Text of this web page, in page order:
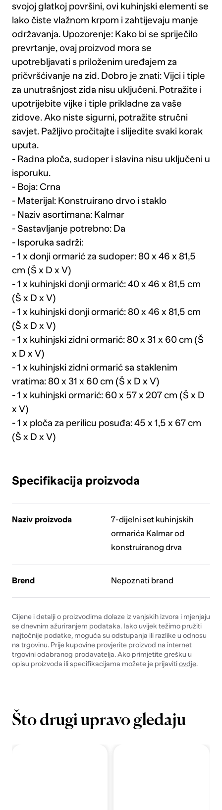
svojoj glatkoj površini, ovi kuhinjski elementi se
lako čiste vlažnom krpom i zahtijevaju manje
održavanja. Upozorenje: Kako bi se spriječilo
prevrtanje, ovaj proizvod mora se
upotrebljavati s priloženim uređajem za
pričvršćivanje na zid. Dobro je znati: Vijci i tiple
za unutrašnjost zida nisu uključeni. Potražite i
upotrijebite vijke i tiple prikladne za vaše
zidove. Ako niste sigurni, potražite stručni
savjet. Pažljivo pročitajte i slijedite svaki korak
uputa.
- Radna ploča, sudoper i slavina nisu uključeni u
isporuku.
- Boja: Crna
- Materijal: Konstruirano drvo i staklo
- Naziv asortimana: Kalmar
- Sastavljanje potrebno: Da
- Isporuka sadrži:
- 1 x donji ormarić za sudoper: 80 x 46 x 81,5
cm (Š x D x V)
- 1 x kuhinjski donji ormarić: 40 x 46 x 81,5 cm
(Š x D x V)
- 1 x kuhinjski donji ormarić: 80 x 46 x 81,5 cm
(Š x D x V)
- 1 x kuhinjski zidni ormarić: 80 x 31 x 60 cm (Š
x D x V)
- 1 x kuhinjski zidni ormarić sa staklenim
vratima: 80 x 31 x 60 cm (Š x D x V)
- 1 x kuhinjski ormarić: 60 x 57 x 207 cm (Š x D
x V)
- 1 x ploča za perilicu posuđa: 45 x 1,5 x 67 cm
(Š x D x V)
Specifikacija proizvoda
Naziv proizvoda
7-dijelni set kuhinjskih
ormarića Kalmar od
konstruiranog drva
Brend Nepoznati brand
Cijene i detalji o proizvodima dolaze iz vanjskih izvora i mjenjaju
se dnevnim ažuriranjem podataka. Iako uvijek težimo pružiti
najtočnije podatke, moguća su odstupanja ili razlike u odnosu
na trgovinu. Prije kupovine provjerite proizvod na internet
trgovini odabranog prodavatelja. Ako primjetite grešku u
opisu proizvoda ili specifikacijama možete je prijavitiovdje.
Što drugi upravo gledaju